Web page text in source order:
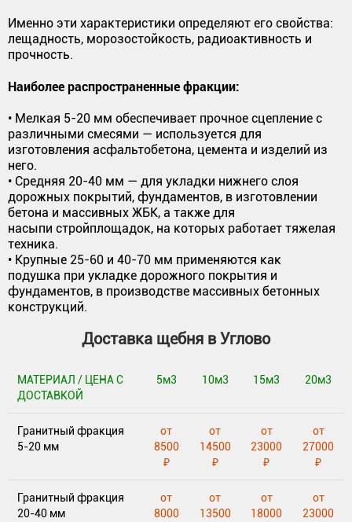
Именно эти характеристики определяют его свойства:
лещадность, морозостойкость, радиоактивность и
прочность.
Наиболее распространенные фракции:
• Мелкая 5-20 мм обеспечивает прочное сцепление с
различными смесями — используется для
изготовления асфальтобетона, цемента и изделий из
него.
• Средняя 20-40 мм — для укладки нижнего слоя
дорожных покрытий, фундаментов, в изготовлении
бетона и массивных ЖБК, а также для
насыпи стройплощадок, на которых работает тяжелая
техника.
• Крупные 25-60 и 40-70 мм применяются как
подушка при укладке дорожного покрытия и
фундаментов, в производстве массивных бетонных
конструкций.
Доставка щебня в Углово
МАТЕРИАЛ / ЦЕНА С
ДОСТАВКОЙ
5м3 10м3 15м3 20м3
Гранитный фракция
5-20 мм
от
8500
₽
от
14500
₽
от
23000
₽
от
27000
₽
Гранитный фракция
20-40 мм
от
8000
от
13500
от
18000
от
23000